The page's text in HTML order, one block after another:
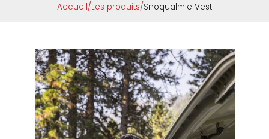
Accueil/Les produits/Snoqualmie Vest